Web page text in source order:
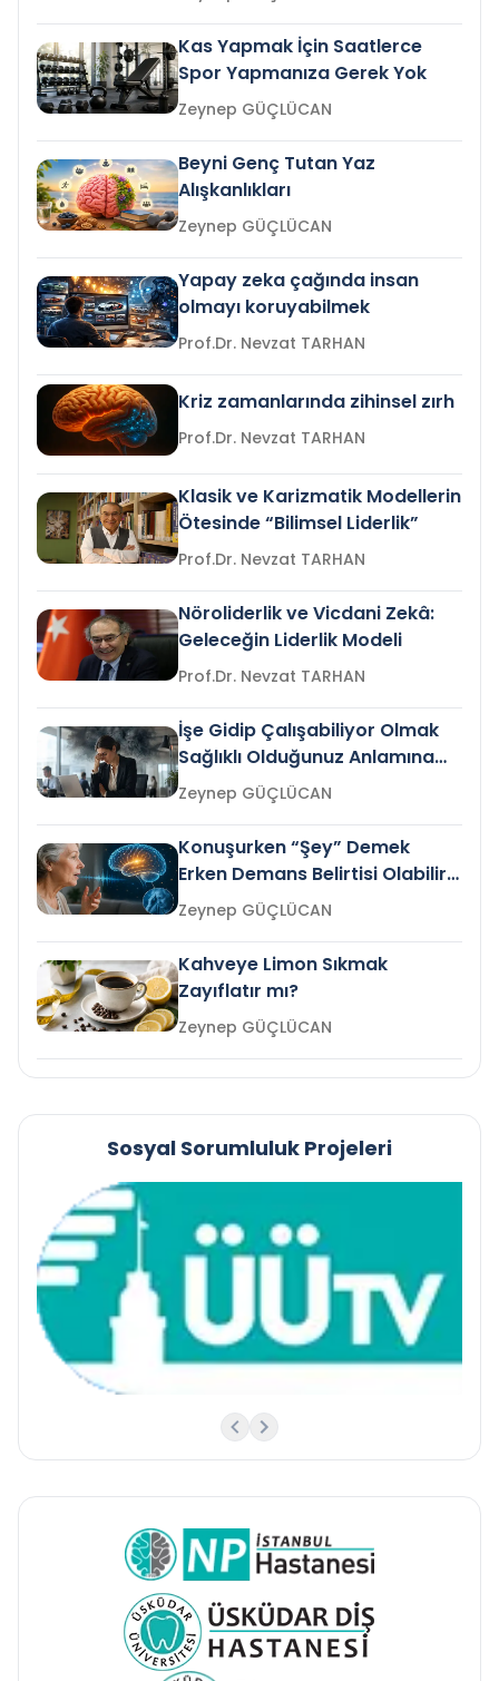
Kas Yapmak İçin Saatlerce
Spor Yapmanıza Gerek Yok
Zeynep GÜÇLÜCAN
Beyni Genç Tutan Yaz
Alışkanlıkları
Zeynep GÜÇLÜCAN
Yapay zeka çağında insan
olmayı koruyabilmek
Prof.Dr. Nevzat TARHAN
Kriz zamanlarında zihinsel zırh
Prof.Dr. Nevzat TARHAN
Klasik ve Karizmatik Modellerin
Ötesinde “Bilimsel Liderlik”
Prof.Dr. Nevzat TARHAN
Nöroliderlik ve Vicdani Zekâ:
Geleceğin Liderlik Modeli
Prof.Dr. Nevzat TARHAN
İşe Gidip Çalışabiliyor Olmak
Sağlıklı Olduğunuz Anlamına
Gelir mi?Zeynep GÜÇLÜCAN
Konuşurken “Şey” Demek
Erken Demans Belirtisi Olabilir
mi?
Zeynep GÜÇLÜCAN
Kahveye Limon Sıkmak
Zayıflatır mı?
Zeynep GÜÇLÜCAN
Sosyal Sorumluluk Projeleri